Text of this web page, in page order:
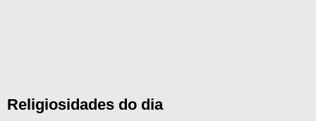
Religiosidades do dia